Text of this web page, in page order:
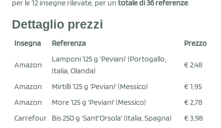
per le 12 insegne rilevate, per un totale di 36 referenze.
Dettaglio prezzi
Insegna Referenza Prezzo
Amazon
Lamponi 125 g ‘Peviani' (Portogallo,
Italia, Olanda)
€ 2,48
Amazon Mirtilli 125 g ‘Peviani' (Messico)
€ 1,95
Amazon
More 125 g ‘Peviani' (Messico)
€ 2,78
Carrefour Bis 250 g ‘Sant'Orsola' (Italia, Spagna)
€ 3,98